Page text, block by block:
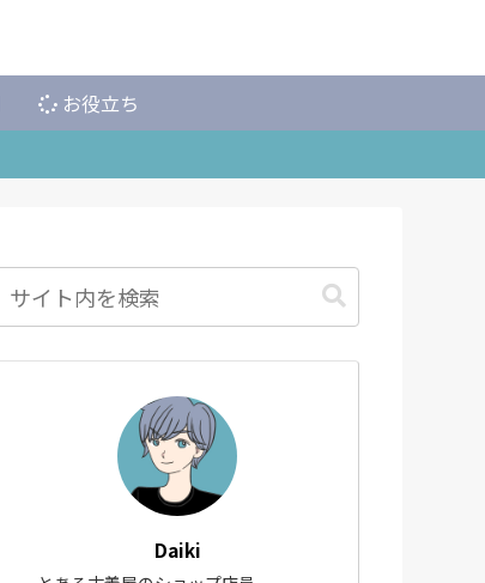
お役立ち
Daiki